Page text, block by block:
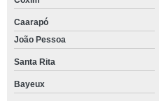
Caarapó
João Pessoa
Santa Rita
Bayeux